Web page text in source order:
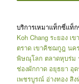
บริการเหมาแท็กซี่แท็
Koh Chang ระยอง เ
ตราด เขาคิชฌกูฎ นค
พิษณุโลก ตลาดหุบร่ม
ช่องผักกาด อยุธยา อุ
เพชรบูรณ์ อ่างทอง สิง